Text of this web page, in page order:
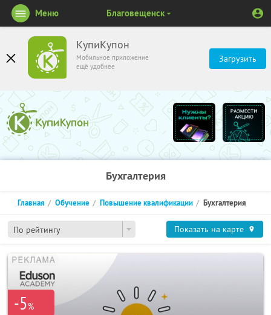
КупиКупон
Мобильное приложение
ещё удобнее
Загрузить
Меню Благовещенск
Бухгалтерия
По рейтингу
Главная Обучение Повышение квалификации Бухгалтерия
Показать на карте
-5%